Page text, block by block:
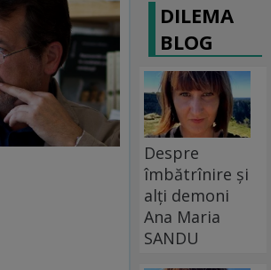
DILEMA
BLOG
Despre
îmbătrînire și
alți demoni
Ana Maria
SANDU